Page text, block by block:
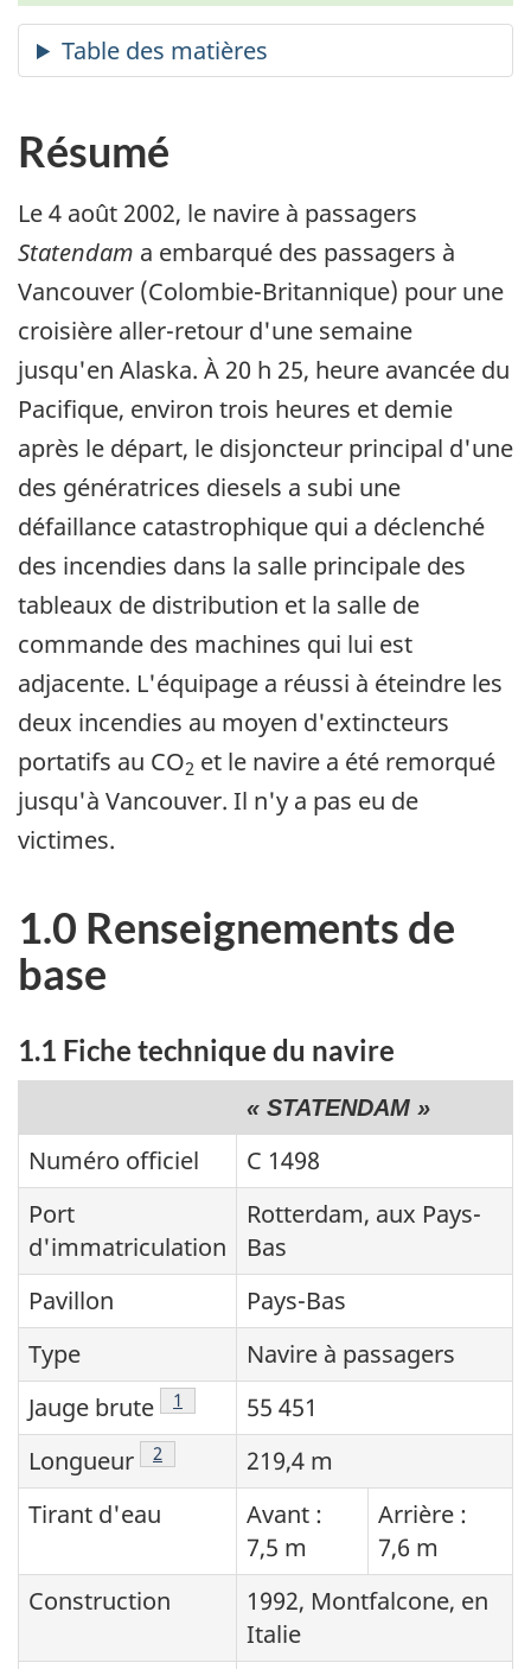
Résumé
Le 4 août 2002, le navire à passagers
Statendam a embarqué des passagers à
Vancouver (Colombie-Britannique) pour une
croisière aller-retour d'une semaine
jusqu'en Alaska. À 20 h 25, heure avancée du
Pacifique, environ trois heures et demie
après le départ, le disjoncteur principal d'une
des génératrices diesels a subi une
défaillance catastrophique qui a déclenché
des incendies dans la salle principale des
tableaux de distribution et la salle de
commande des machines qui lui est
adjacente. L'équipage a réussi à éteindre les
deux incendies au moyen d'extincteurs
portatifs au CO2 et le navire a été remorqué
jusqu'à Vancouver. Il n'y a pas eu de
victimes.
1.0 Renseignements de
base
1.1 Fiche technique du navire
« STATENDAM »
Numéro officiel
C 1498
Port
d'immatriculation
Rotterdam, aux Pays-
Bas
Pavillon
Pays-Bas
Type
Navire à passagers
Jauge brute
Note de bas de page
1
55 451
Longueur
Note de bas de page
2
219,4 m
Tirant d'eau
Avant :
7,5 m
Arrière :
7,6 m
Construction
1992, Montfalcone, en
Italie